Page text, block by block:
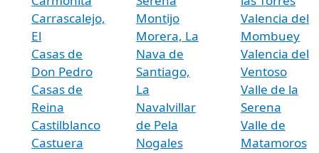
Carrascalejo,
El
Casas de
Don Pedro
Casas de
Reina
Castilblanco
Castuera
Montijo
Morera, La
Nava de
Santiago,
La
Navalvillar
de Pela
Nogales
Valencia del
Mombuey
Valencia del
Ventoso
Valle de la
Serena
Valle de
Matamoros